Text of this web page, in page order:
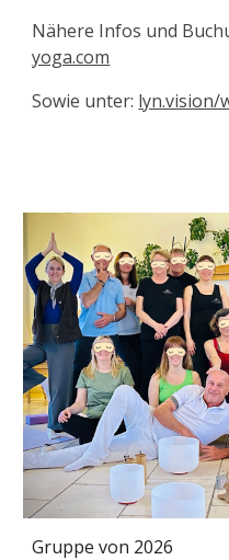
Nähere Infos und
yoga.com
Sowie unter: lyn.vision/
Gruppe von 2026